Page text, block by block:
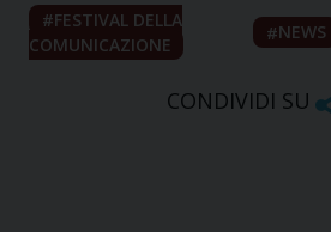
FESTIVAL DELLA
COMUNICAZIONE
NEWS
CONDIVIDI SU